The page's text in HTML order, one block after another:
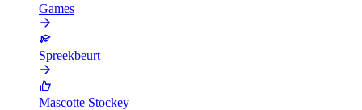
Games
Spreekbeurt
Mascotte Stockey